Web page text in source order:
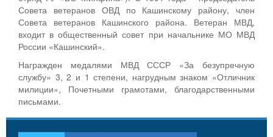
Совета ветеранов ОВД по Кашинскому району, член
Совета ветеранов Кашинского района. Ветеран МВД,
входит в общественный совет при начальнике МО МВД
России «Кашинский».
Награжден медалями МВД СССР «За безупречную
службу» 3, 2 и 1 степени, нагрудным знаком «Отличник
милиции», Почетными грамотами, благодарственными
письмами.